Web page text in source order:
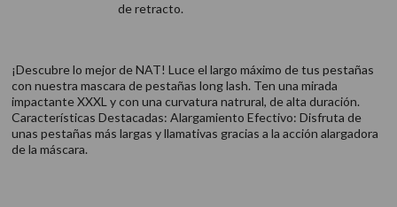
de retracto.
¡Descubre lo mejor de NAT! Luce el largo máximo de tus pestañas
con nuestra mascara de pestañas long lash. Ten una mirada
impactante XXXL y con una curvatura natrural, de alta duración.
Características Destacadas: Alargamiento Efectivo: Disfruta de
unas pestañas más largas y llamativas gracias a la acción alargadora
de la máscara.